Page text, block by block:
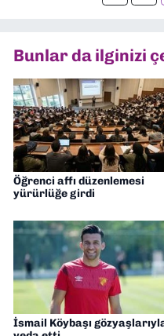
Bunlar da ilginizi
Öğrenci affı düzenlemesi
yürürlüğe girdi
İsmail Köybaşı